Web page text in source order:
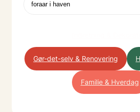
Gør-det-selv & Renovering
Familie & Hverdag